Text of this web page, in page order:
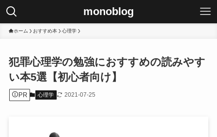
monoblog
ホーム おすすめ本 心理学
犯罪心理学の勉強におすすめの読みやす
い本5選【初心者向け】
PR 心理学 2021-07-25